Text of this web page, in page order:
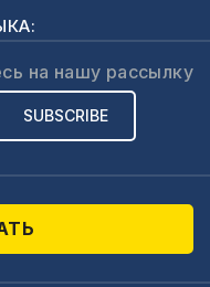
на нашу рассылку